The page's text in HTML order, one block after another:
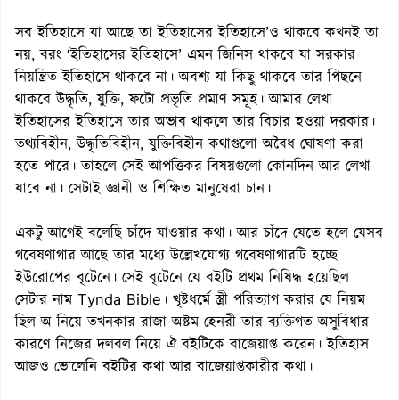
সব ইতিহাসে যা আছে তা ইতিহাসের ইতিহাসে’ও থাকবে কখনই তা
নয়, বরং ‘ইতিহাসের ইতিহাসে’ এমন জিনিস থাকবে যা সরকার
নিয়ন্ত্রিত ইতিহাসে থাকবে না। অবশ্য যা কিছু থাকবে তার পিছনে
থাকবে উদ্ধৃতি, যুক্তি, ফটো প্রভৃতি প্রমাণ সমূহ। আমার লেখা
ইতিহাসের ইতিহাসে তার অভাব থাকলে তার বিচার হওয়া দরকার।
তথ্যবিহীন, উদ্ধৃতিবিহীন, যুক্তিবিহীন কথাগুলো অবৈধ ঘোষণা করা
হতে পারে। তাহলে সেই আপত্তিকর বিষয়গুলো কোনদিন আর লেখা
যাবে না। সেটাই জ্ঞানী ও শিক্ষিত মানুষেরা চান।
একটু আগেই বলেছি চাঁদে যাওয়ার কথা। আর চাঁদে যেতে হলে যেসব
গবেষণাগার আছে তার মধ্যে উল্লেখযোগ্য গবেষণাগারটি হচ্ছে
ইউরোপের বৃটেনে। সেই বৃটেনে যে বইটি প্রথম নিষিদ্ধ হয়েছিল
সেটার নাম Tynda Bible। খৃষ্টধর্মে স্ত্রী পরিত্যাগ করার যে নিয়ম
ছিল অ নিয়ে তখনকার রাজা অষ্টম হেনরী তার ব্যক্তিগত অসুবিধার
কারণে নিজের দলবল নিয়ে ঐ বইটিকে বাজেয়াপ্ত করেন। ইতিহাস
আজও ভোলেনি বইটির কথা আর বাজেয়াপ্তকারীর কথা।